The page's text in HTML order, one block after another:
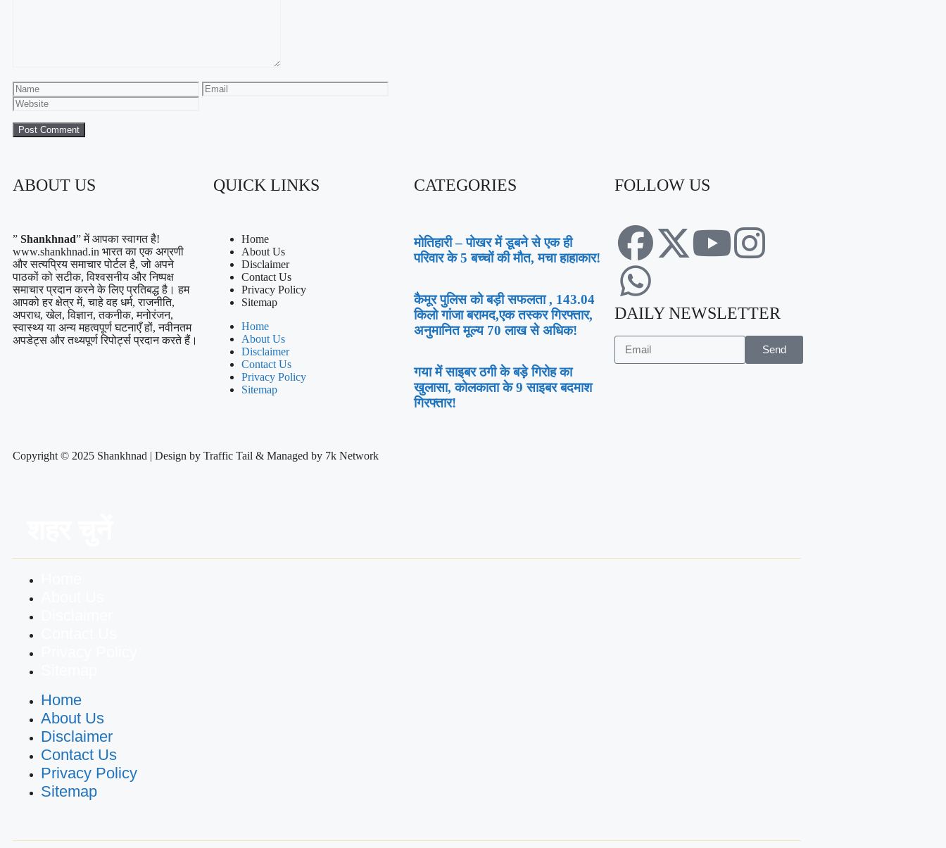
ABOUT US
” Shankhnad” में आपका स्वागत है!
www.shankhnad.in भारत का एक अग्रणी
और सत्यप्रिय समाचार पोर्टल है, जो अपने
पाठकों को सटीक, विश्वसनीय और निष्पक्ष
समाचार प्रदान करने के लिए प्रतिबद्ध है। हम
आपको हर क्षेत्र में, चाहे वह धर्म, राजनीति,
अपराध, खेल, विज्ञान, तकनीक, मनोरंजन,
स्वास्थ्य या अन्य महत्वपूर्ण घटनाएँ हों, नवीनतम
अपडेट्स और तथ्यपूर्ण रिपोर्ट्स प्रदान करते हैं।
QUICK LINKS
Home
About Us
Disclaimer
Contact Us
Privacy Policy
Sitemap
Home
About Us
Disclaimer
Contact Us
Privacy Policy
Sitemap
CATEGORIES
मोतिहारी – पोखर में डूबने से एक ही
परिवार के 5 बच्चों की मौत, मचा हाहाकार!
कैमूर पुलिस को बड़ी सफलता , 143.04
किलो गांजा बरामद,एक तस्कर गिरफ्तार,
अनुमानित मूल्य 70 लाख से अधिक!
गया में साइबर ठगी के बड़े गिरोह का
खुलासा, कोलकाता के 9 साइबर बदमाश
गिरफ्तार!
FOLLOW US
DAILY NEWSLETTER
Send
Copyright © 2025 Shankhnad | Design by Traffic Tail & Managed by 7k Network
Home
About Us
Disclaimer
Contact Us
Privacy Policy
Sitemap